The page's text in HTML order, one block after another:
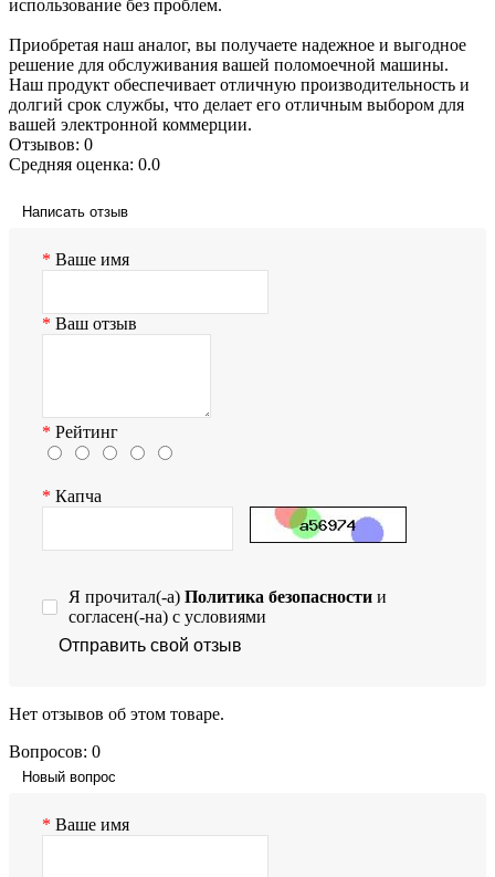
использование без проблем.
Приобретая наш аналог, вы получаете надежное и выгодное
решение для обслуживания вашей поломоечной машины.
Наш продукт обеспечивает отличную производительность и
долгий срок службы, что делает его отличным выбором для
вашей электронной коммерции.
Отзывов: 0
Средняя оценка: 0.0
Написать отзыв
Ваше имя
Ваш отзыв
Рейтинг
Капча
Я прочитал(-а) Политика безопасности и
согласен(-на) с условиями
Отправить свой отзыв
Нет отзывов об этом товаре.
Вопросов: 0
Новый вопрос
Ваше имя